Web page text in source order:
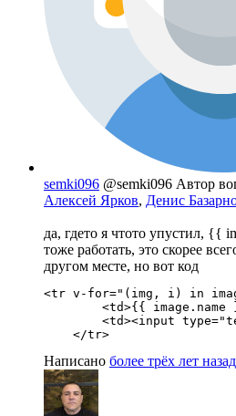
semki096 @semki096 Автор
Алексей Ярков, Денис
да, гдето я чтото упустил, {{
тоже работать, это скорее
другом месте, но вот код
<tr v-for="(img, i) in
<td><input
    </tr>
Написано более трёх лет назад